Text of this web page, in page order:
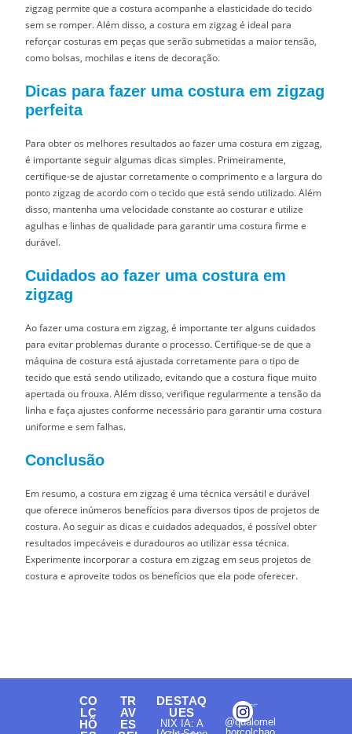
zigzag permite que a costura acompanhe a elasticidade do tecido
sem se romper. Além disso, a costura em zigzag é ideal para
reforçar costuras em peças que serão submetidas a maior tensão,
como bolsas, mochilas e itens de decoração.
Dicas para fazer uma costura em zigzag
perfeita
Para obter os melhores resultados ao fazer uma costura em zigzag,
é importante seguir algumas dicas simples. Primeiramente,
certifique-se de ajustar corretamente o comprimento e a largura do
ponto zigzag de acordo com o tecido que está sendo utilizado. Além
disso, mantenha uma velocidade constante ao costurar e utilize
agulhas e linhas de qualidade para garantir uma costura firme e
durável.
Cuidados ao fazer uma costura em
zigzag
Ao fazer uma costura em zigzag, é importante ter alguns cuidados
para evitar problemas durante o processo. Certifique-se de que a
máquina de costura está ajustada corretamente para o tipo de
tecido que está sendo utilizado, evitando que a costura fique muito
apertada ou frouxa. Além disso, verifique regularmente a tensão da
linha e faça ajustes conforme necessário para garantir uma costura
uniforme e sem falhas.
Conclusão
Em resumo, a costura em zigzag é uma técnica versátil e durável
que oferece inúmeros benefícios para diversos tipos de projetos de
costura. Ao seguir as dicas e cuidados adequados, é possível obter
resultados impecáveis e duradouros ao utilizar essa técnica.
Experimente incorporar a costura em zigzag em seus projetos de
costura e aproveite todos os benefícios que ela pode oferecer.
CO
LC
HÕ
TR
AV
ES
DESTAQ
UES
NIX IA: A
@qualomel